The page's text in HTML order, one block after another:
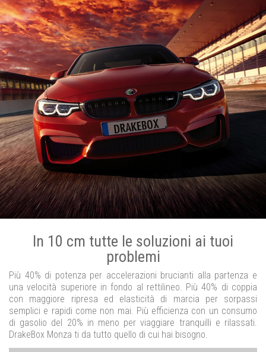
In 10 cm tutte le soluzioni ai tuoi
problemi
Più 40% di potenza per accelerazioni brucianti alla partenza e
una velocità superiore in fondo al rettilineo. Più 40% di coppia
con maggiore ripresa ed elasticità di marcia per sorpassi
semplici e rapidi come non mai. Più efficienza con un consumo
di gasolio del 20% in meno per viaggiare tranquilli e rilassati.
DrakeBox Monza ti da tutto quello di cui hai bisogno.